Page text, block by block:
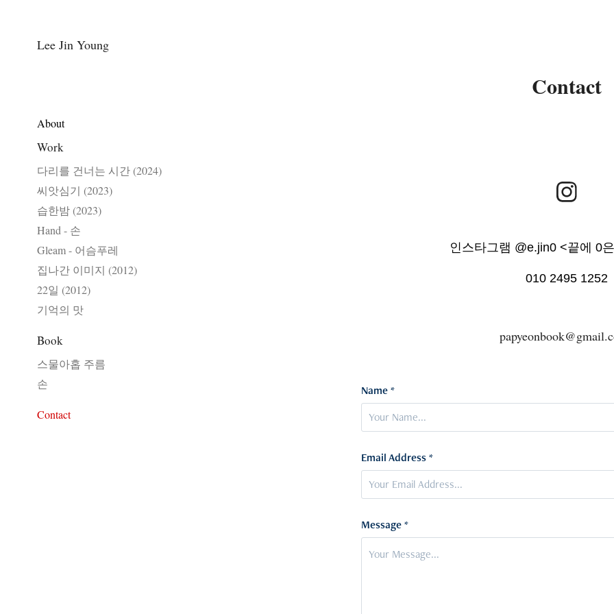
Lee Jin Young
About
Work
다리를 건너는 시간 (2024)
씨앗심기 (2023)
습한밤 (2023)
Hand - 손
Gleam - 어슴푸레
집나간 이미지 (2012)
22일 (2012)
기억의 맛
Book
스물아홉 주름
손
Contact
Contact
인스타그램 @e.jin0 <끝에 0
010 2495 1252
Name *
Email Address *
Message *